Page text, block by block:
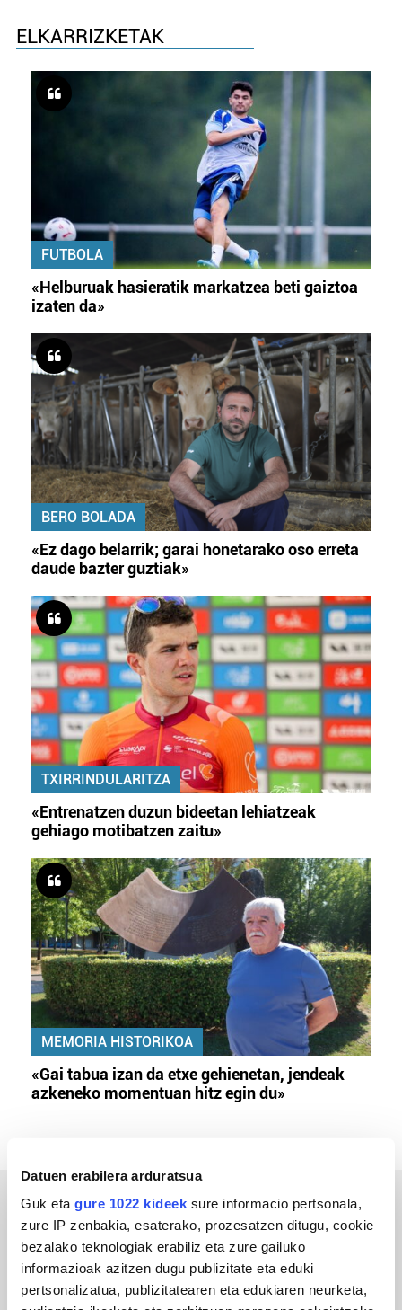
Datuen erabilera arduratsua
Guk eta gure 1022 kideek sure informacio pertsonala,
zure IP zenbakia, esaterako, prozesatzen ditugu, cookie
bezalako teknologiak erabiliz eta zure gailuko
informazioak azitzen dugu publizitate eta eduki
pertsonalizatua, publizitatearen eta edukiaren neurketa,
ELKARRIZKETAK
FUTBOLA
«Helburuak hasieratik markatzea beti gaiztoa
izaten da»
BERO BOLADA
«Ez dago belarrik; garai honetarako oso erreta
daude bazter guztiak»
TXIRRINDULARITZA
«Entrenatzen duzun bideetan lehiatzeak
gehiago motibatzen zaitu»
MEMORIA HISTORIKOA
«Gai tabua izan da etxe gehienetan, jendeak
azkeneko momentuan hitz egin du»
ERREPORTAJEAK